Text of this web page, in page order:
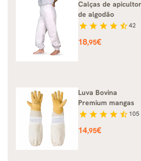
Calças de apicultor
de algodão
star star star star star_half42
Preço
18,95€
Luva Bovina
Premium mangas
star star star star star_half 105
Preço
14,95€